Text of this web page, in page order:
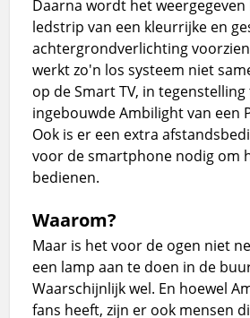
Daarna wordt het
ledstrip van een kleurrijke en
achtergrondverlichting
werkt zo'n los systeem niet
op de Smart TV, in
ingebouwde Ambilight van een
Ook is er een extra
voor de smartphone nodig om
bedienen.
Waarom?
Maar is het voor de ogen niet
een lamp aan te doen in de
Waarschijnlijk wel. En hoewel
fans heeft, zijn er ook mensen